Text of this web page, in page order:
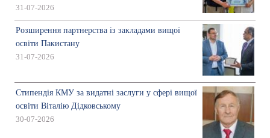
31-07-2026
Розширення партнерства із закладами вищої
освіти Пакистану
31-07-2026
Стипендія КМУ за видатні заслуги у сфері вищої
освіти Віталію Дідковському
30-07-2026